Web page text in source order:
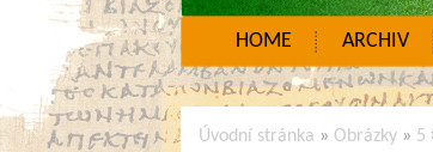
HOME ARCHIV
Úvodní stránka » Obrázky» 5